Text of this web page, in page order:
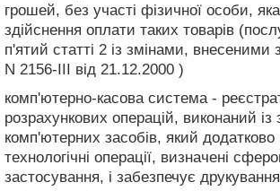
грошей, без участі фізичної особи,
здійснення оплати таких товарів
п'ятий статті 2 із змінами, внесеними
N 2156-III від 21.12.2000 )
комп'ютерно-касова система -
розрахункових операцій, виконаний із
комп'ютерних засобів, який додатково
технологічні операції, визначені
застосування, і забезпечує